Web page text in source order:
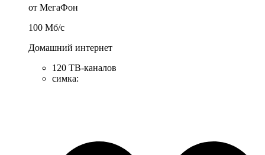
от МегаФон
100 Мб/c
Домашний интернет
120 ТВ-каналов
симка: